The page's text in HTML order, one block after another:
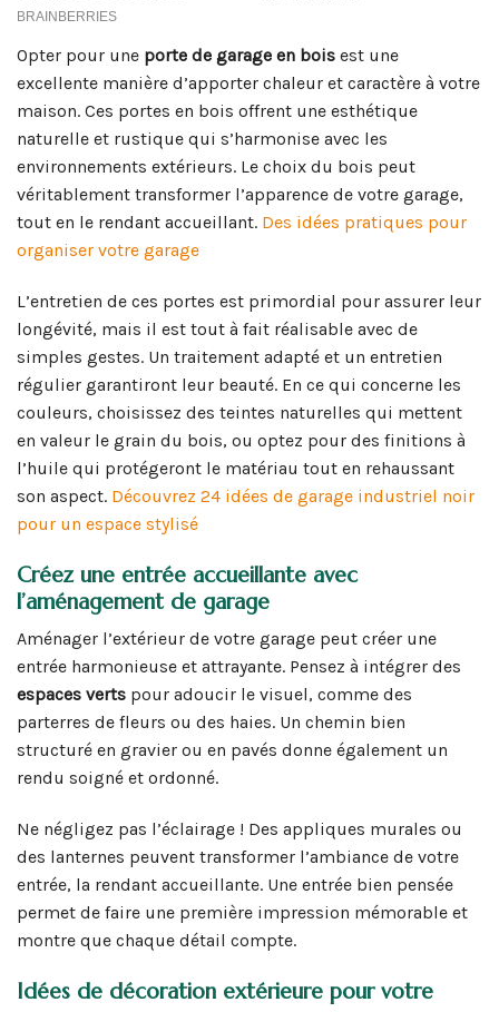
Opter pour une porte de garage en bois est une
excellente manière d’apporter chaleur et caractère à votre
maison. Ces portes en bois offrent une esthétique
naturelle et rustique qui s’harmonise avec les
environnements extérieurs. Le choix du bois peut
véritablement transformer l’apparence de votre garage,
tout en le rendant accueillant. Des idées pratiques pour
organiser votre garage
L’entretien de ces portes est primordial pour assurer leur
longévité, mais il est tout à fait réalisable avec de
simples gestes. Un traitement adapté et un entretien
régulier garantiront leur beauté. En ce qui concerne les
couleurs, choisissez des teintes naturelles qui mettent
en valeur le grain du bois, ou optez pour des finitions à
l’huile qui protégeront le matériau tout en rehaussant
son aspect. Découvrez 24 idées de garage industriel noir
pour un espace stylisé
Créez une entrée accueillante avec
l’aménagement de garage
Aménager l’extérieur de votre garage peut créer une
entrée harmonieuse et attrayante. Pensez à intégrer des
espaces verts pour adoucir le visuel, comme des
parterres de fleurs ou des haies. Un chemin bien
structuré en gravier ou en pavés donne également un
rendu soigné et ordonné.
Ne négligez pas l’éclairage ! Des appliques murales ou
des lanternes peuvent transformer l’ambiance de votre
entrée, la rendant accueillante. Une entrée bien pensée
permet de faire une première impression mémorable et
montre que chaque détail compte.
Idées de décoration extérieure pour votre